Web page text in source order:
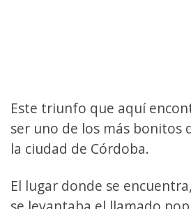
Este triunfo que aquí
ser uno de los más bonitos
la ciudad de Córdoba.
El lugar donde se